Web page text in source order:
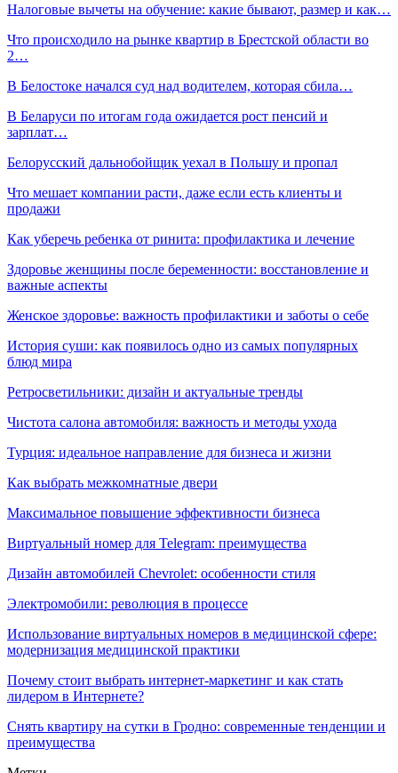
Налоговые вычеты на обучение: какие бывают, размер и как…
Что происходило на рынке квартир в Брестской области во
2…
В Белостоке начался суд над водителем, которая сбила…
В Беларуси по итогам года ожидается рост пенсий и
зарплат…
Белорусский дальнобойщик уехал в Польшу и пропал
Что мешает компании расти, даже если есть клиенты и
продажи
Как уберечь ребенка от ринита: профилактика и лечение
Здоровье женщины после беременности: восстановление и
важные аспекты
Женское здоровье: важность профилактики и заботы о себе
История суши: как появилось одно из самых популярных
блюд мира
Ретросветильники: дизайн и актуальные тренды
Чистота салона автомобиля: важность и методы ухода
Турция: идеальное направление для бизнеса и жизни
Как выбрать межкомнатные двери
Максимальное повышение эффективности бизнеса
Виртуальный номер для Telegram: преимущества
Дизайн автомобилей Chevrolet: особенности стиля
Электромобили: революция в процессе
Использование виртуальных номеров в медицинской сфере:
модернизация медицинской практики
Почему стоит выбрать интернет-маркетинг и как стать
лидером в Интернете?
Снять квартиру на сутки в Гродно: современные тенденции и
преимущества